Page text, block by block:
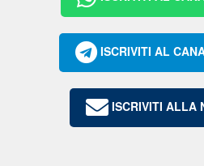
ISCRIVITI AL
ISCRIVITI ALLA